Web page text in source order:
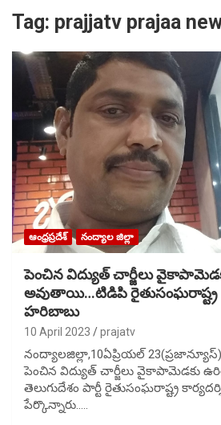
Tag: prajjatv prajaa
ఆంధ్రప్రదేశ్ నంద్యాల జిల్లా
పెంచిన విద్యుత్ చార్జీలు
అవుతాయి…టిడిపి రైతుసంఘరాష్ట్ర
హరిబాబు
10 April 2023 prajatv
నంద్యాలజిల్లా,10ఏప్రియల్
పెంచిన విద్యుత్ చార్జీలు వైకాపామెడకు
తెలుగుదేశం పార్టీ రైతుసంఘరాష్ట్ర
పేర్కొన్నారు..…